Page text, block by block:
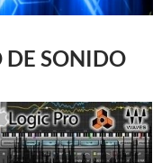
DE SONIDO